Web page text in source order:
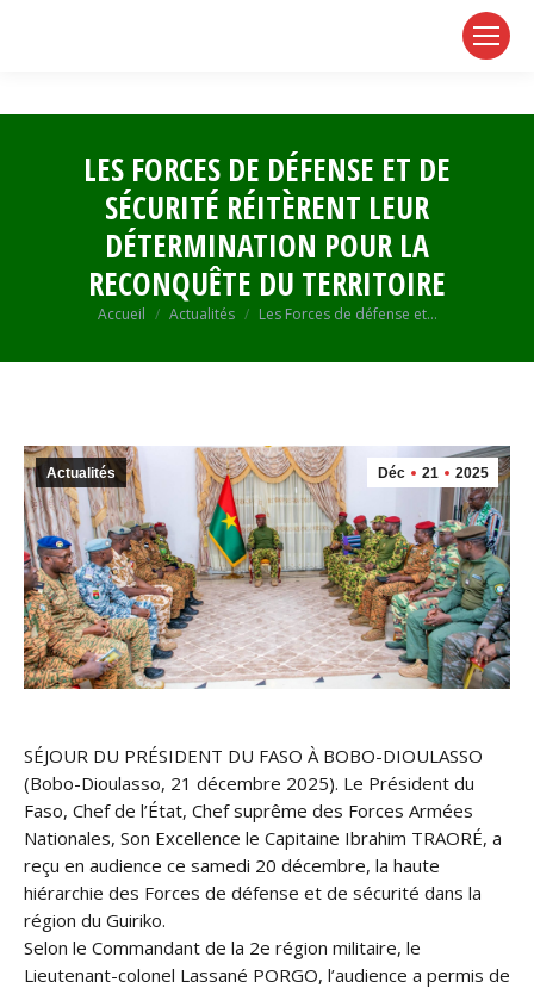
LES FORCES DE DÉFENSE ET DE
SÉCURITÉ RÉITÈRENT LEUR
DÉTERMINATION POUR LA
RECONQUÊTE DU TERRITOIRE
Vous êtes ici :
Accueil Actualités Les Forces de défense et…
Déc 21 2025
Actualités
SÉJOUR DU PRÉSIDENT DU FASO À BOBO-DIOULASSO
(Bobo-Dioulasso, 21 décembre 2025). Le Président du
Faso, Chef de l’État, Chef suprême des Forces Armées
Nationales, Son Excellence le Capitaine Ibrahim TRAORÉ, a
reçu en audience ce samedi 20 décembre, la haute
hiérarchie des Forces de défense et de sécurité dans la
région du Guiriko.
Selon le Commandant de la 2e région militaire, le
Lieutenant-colonel Lassané PORGO, l’audience a permis de